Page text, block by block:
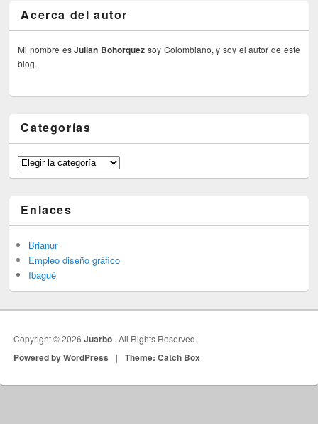
Acerca del autor
Mi nombre esJulian Bohorquez soy Colombiano, y soy el autor de este
blog.
Categorías
Categorías
Enlaces
Brianur
Empleo diseño gráfico
Ibagué
Copyright © 2026Juarbo . All Rights Reserved.
Powered by WordPress | Theme: Catch Box